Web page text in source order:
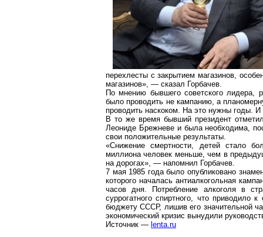
перехлесты с закрытием магазинов,
магазинов», — сказал Горбачев.
По мнению бывшего советского лидера,
было проводить не кампанию, а
проводить наскоком. На это нужны годы.
В то же время бывший президент
Леониде Брежневе и была необходима,
свои положительные результаты.
«Снижение смертности, детей стало
миллиона человек меньше, чем в
на дорогах», — напомнил Горбачев.
7 мая 1985 года было опубликовано
которого началась антиалкогольная
часов дня. Потребление алкоголя в
суррогатного спиртного, что приводило
бюджету СССР, лишив его значительной
экономический кризис вынудили
Источник — lenta.ru